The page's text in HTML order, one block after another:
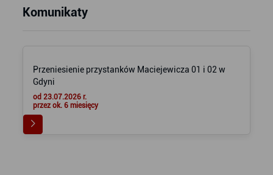
Komunikaty
Przeniesienie przystanków Maciejewicza 01 i 02 w
Gdyni
od 23.07.2026 r.
przez ok. 6 miesięcy